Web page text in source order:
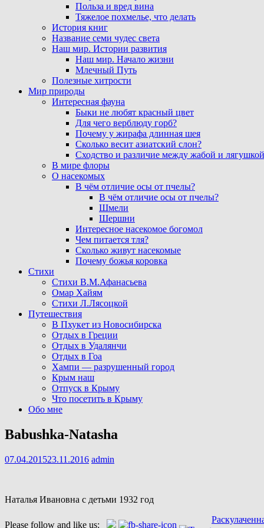
Польза и вред вина
Тяжелое похмелье, что делать
История книг
Название семи чудес света
Наш мир. Истории развития
Наш мир. Начало жизни
Млечный Путь
Полезные хитрости
Мир природы
Интересная фауна
Быки не любят красный цвет
Для чего верблюду горб?
Почему у жирафа длинная шея
Сколько весит азиатский слон?
Сходство и различие между жабой и лягушкой
В мире флоры
О насекомых
В чём отличие осы от пчелы?
В чём отличие осы от пчелы?
Шмели
Шершни
Интересное насекомое богомол
Чем питается тля?
Сколько живут насекомые
Почему божья коровка
Стихи
Стихи В.М.Афанасьева
Омар Хайям
Стихи Л.Лясоцкой
Путешествия
В Пхукет из Новосибирска
Отдых в Греции
Отдых в Удалянчи
Отдых в Гоа
Хампи — разрушенный город
Крым наш
Отпуск в Крыму
Что посетить в Крыму
Обо мне
Babushka-Natasha
07.04.201523.11.2016 admin
Наталья Ивановна с детьми 1932 год
Please follow and like us:
Навигация